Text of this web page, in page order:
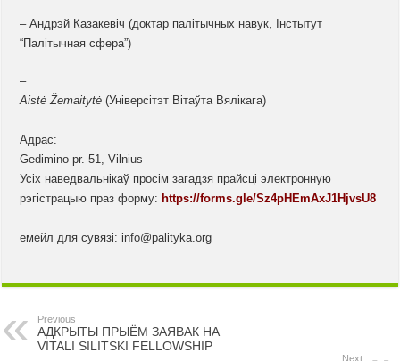
– Андрэй Казакевіч (доктар палітычных навук, Інстытут
“Палітычная сфера”)
–
Aistė Žemaitytė (Універсітэт Вітаўта Вялікага)
Адрас:
Gedimino pr. 51, Vilnius
Усіх наведвальнікаў просім загадзя прайсці электронную
рэгістрацыю праз форму: https://forms.gle/Sz4pHEmAxJ1HjvsU8
емейл для сувязі:info@palityka.org
Previous
АДКРЫТЫ ПРЫЁМ ЗАЯВАК НА
VITALI SILITSKI FELLOWSHIP
Next